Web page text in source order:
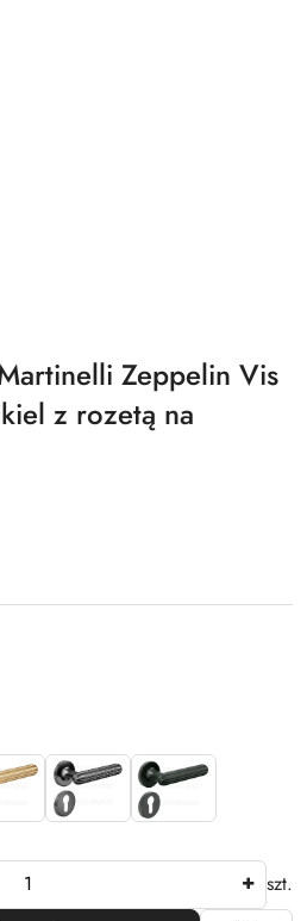
Zeppelin Vis
z rozetą na
szt.